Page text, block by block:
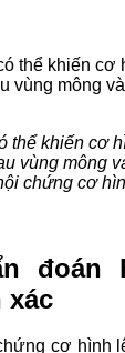
thể khiến cơ
vùng mông
chứng cơ
đoán
xác
cơ hình